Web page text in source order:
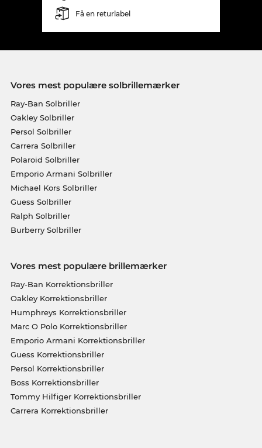
Få en returlabel
Vores mest populære solbrillemærker
Ray-Ban Solbriller
Oakley Solbriller
Persol Solbriller
Carrera Solbriller
Polaroid Solbriller
Emporio Armani Solbriller
Michael Kors Solbriller
Guess Solbriller
Ralph Solbriller
Burberry Solbriller
Vores mest populære brillemærker
Ray-Ban Korrektionsbriller
Oakley Korrektionsbriller
Humphreys Korrektionsbriller
Marc O Polo Korrektionsbriller
Emporio Armani Korrektionsbriller
Guess Korrektionsbriller
Persol Korrektionsbriller
Boss Korrektionsbriller
Tommy Hilfiger Korrektionsbriller
Carrera Korrektionsbriller